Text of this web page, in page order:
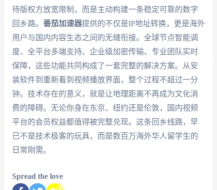
待版权方放宽限制，而是主动构建一条稳定可靠的数字
回乡路。 番茄加速器提供的不仅是IP地址转换，更是海外
用户与国内内容生态之间的无缝衔接。全球节点智能调
度、全平台多端支持、企业级加密传输、专业团队实时
保障，这些功能共同构成了一套完整的解决方案。从安
装软件到重新看到视频播放界面，整个过程不超过一分
钟。技术存在的意义，就是让地理距离不再成为文化消
费的障碍。无论你身在东京、纽约还是伦敦，国内视频
平台的会员权益都值得被完整兑现。这条回乡线路，早
已不是技术极客的玩具，而是数百万海外华人留学生的
日常刚需。
Spread the love